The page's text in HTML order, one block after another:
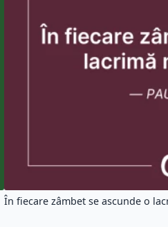
În fiecare zâmbet se ascunde o